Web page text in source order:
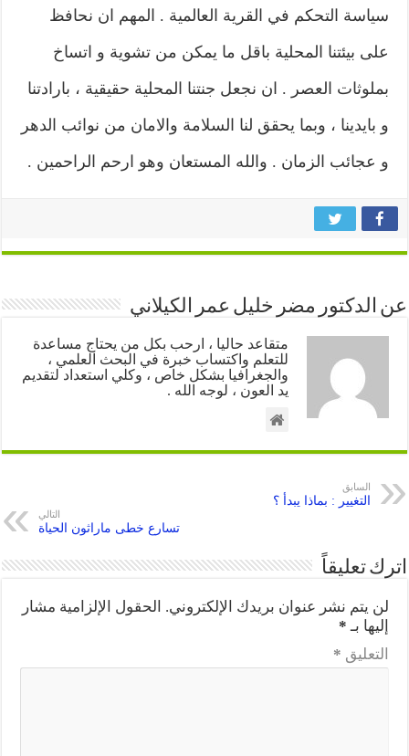
سياسة التحكم في القرية العالمية . المهم ان نحافظ
على بيئتنا المحلية باقل ما يمكن من تشوية و اتساخ
بملوثات العصر . ان نجعل جنتنا المحلية حقيقية ، بارادتنا
و بايدينا ، وبما يحقق لنا السلامة والامان من نوائب الدهر
و عجائب الزمان . والله المستعان وهو ارحم الراحمين .
عن الدكتور مضر خليل عمر الكيلاني
متقاعد حاليا ، ارحب بكل من يحتاج مساعدة
للتعلم واكتساب خبرة في البحث العلمي ،
والجغرافيا بشكل خاص ، وكلي استعداد لتقديم
يد العون ، لوجه الله .
السابق
التغيير : بماذا يبدأ ؟
التالي
تسارع خطى ماراثون الحياة
اترك تعليقاً
لن يتم نشر عنوان بريدك الإلكتروني. الحقول الإلزامية مشار
إليها بـ *
التعليق *